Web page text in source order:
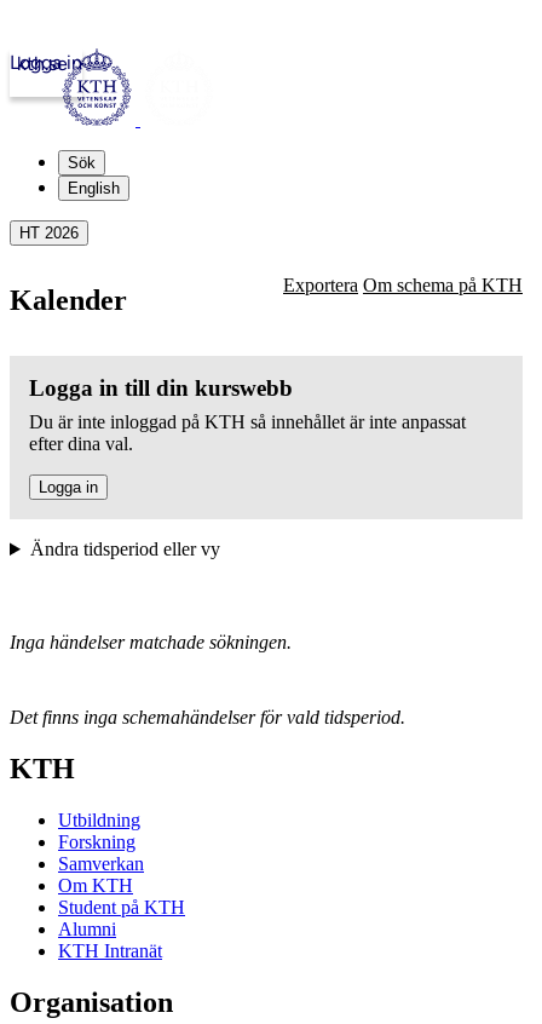
kth.se
Logga in
Sök
English
HT 2026
Kalender Exportera Om schema på KTH
Logga in till din kurswebb
Du är inte inloggad på KTH så innehållet är inte anpassat
efter dina val.
Logga in
Ändra tidsperiod eller vy
Inga händelser matchade sökningen.
Det finns inga schemahändelser för vald tidsperiod.
KTH
Utbildning
Forskning
Samverkan
Om KTH
Student på KTH
Alumni
KTH Intranät
Organisation